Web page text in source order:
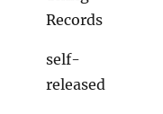
Records
self-
released